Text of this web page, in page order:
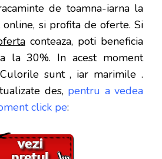
de toamna-iarna la
si profita de oferte. Si
conteaza, poti beneficia
la 30%. In acest moment
sunt , iar marimile .
des, pentru a vedea
click pe: